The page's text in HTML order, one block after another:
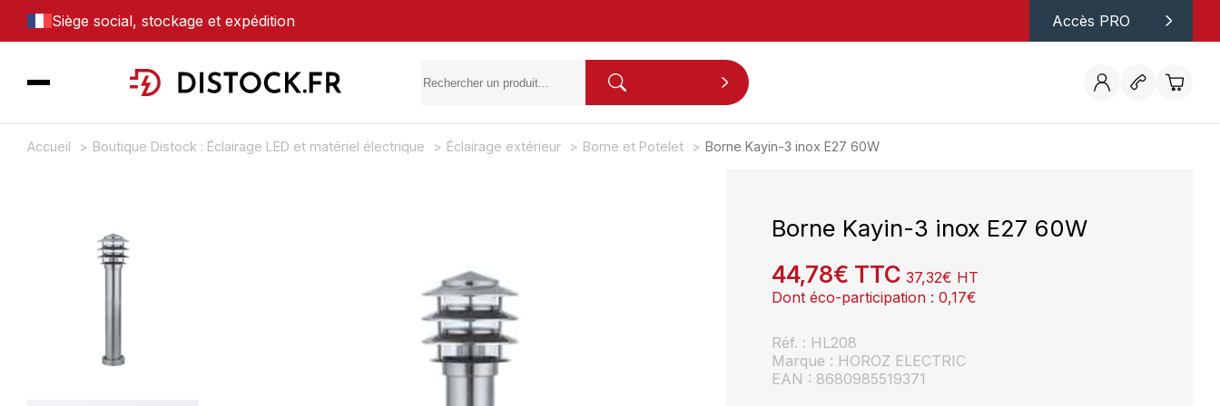
Siège social, stockage et expédition Accès PRO
Accueil Boutique Distock : Éclairage LED et matériel électrique Éclairage extérieur Borne et Potelet Borne Kayin-3 inox E27 60W
Borne Kayin-3 inox E27 60W
44,78€ TTC 37,32€ HT
Dont éco-participation :0,17€
Réf. : HL208
Marque : HOROZ ELECTRIC
EAN : 8680985519371